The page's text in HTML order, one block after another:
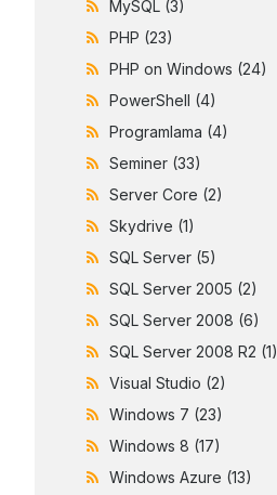
MySQL (3)
PHP (23)
PHP on Windows (24)
PowerShell (4)
Programlama (4)
Seminer (33)
Server Core (2)
Skydrive (1)
SQL Server (5)
SQL Server 2005 (2)
SQL Server 2008 (6)
SQL Server 2008 R2 (1)
Visual Studio (2)
Windows 7 (23)
Windows 8 (17)
Windows Azure (13)